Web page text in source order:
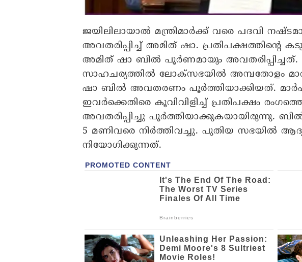
ജയിലിലായാല്‍ മന്ത്രിമാര്‍ക്ക് വരെ പദവി
അവതരിപ്പിച്ച് അമിത് ഷാ. പ്രതിപക്ഷത്തിൻ്റെ
അമിത് ഷാ ബിൽ പൂർണമായും അവതരിപ്പിച്ചത്.
സാഹചര്യത്തിൽ ലോക്സഭയിൽ അമ്പതോളം
ഷാ ബിൽ അവതരണം പൂർത്തിയാക്കിയത്.
ഇവർക്കെതിരെ കൂവിവിളിച്ച് പ്രതിപക്ഷം
അവതരിപ്പിച്ചു പൂർത്തിയാക്കുകയായിരുന്നു.
5 മണിവരെ നിർത്തിവച്ചു. പുതിയ സഭയിൽ
നിയോഗിക്കുന്നത്.